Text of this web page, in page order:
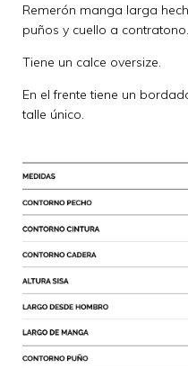
Remerón manga larga
puños y cuello a contratono.
Tiene un calce oversize.
En el frente tiene un
talle único.